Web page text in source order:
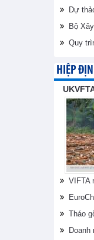
Dự
Bộ
Quy
HIỆP
VIFTA
Tháo